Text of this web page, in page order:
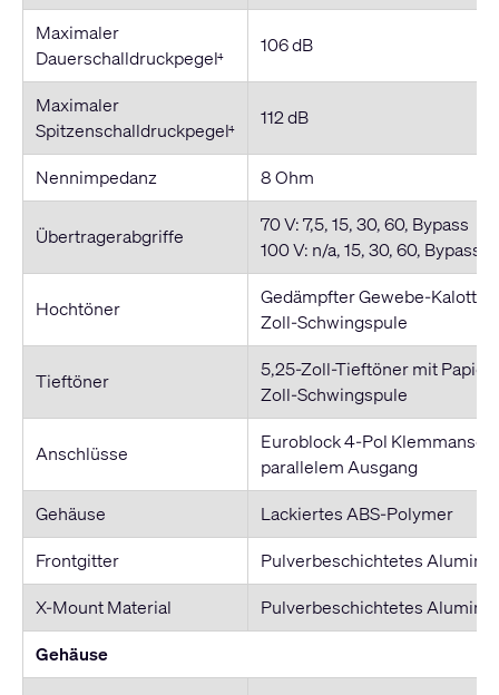
Maximaler
Dauerschalldruckpegel4 106 dB
Maximaler
Spitzenschalldruckpegel4 112 dB
Nennimpedanz 8 Ohm
Übertragerabgriffe
70 V: 7,5, 15, 30, 60, Bypass
100 V: n/a, 15, 30, 60, Bypass
Hochtöner
Gedämpfter Gewebe-
Zoll-Schwingspule
Tieftöner
5,25-Zoll-Tieftöner mit
Zoll-Schwingspule
Anschlüsse
Euroblock 4-Pol
parallelem Ausgang
Gehäuse
Lackiertes ABS-Polymer
Frontgitter
Pulverbeschichtetes
X-Mount Material
Pulverbeschichtetes
Gehäuse